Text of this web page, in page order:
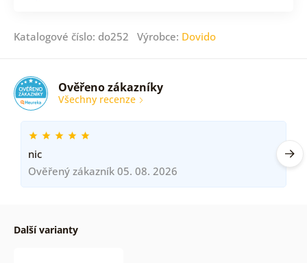
Katalogové číslo: do252 Výrobce: Dovido
Ověřeno zákazníky
Všechny recenze
nic
Ověřený zákazník 05. 08. 2026
Další varianty